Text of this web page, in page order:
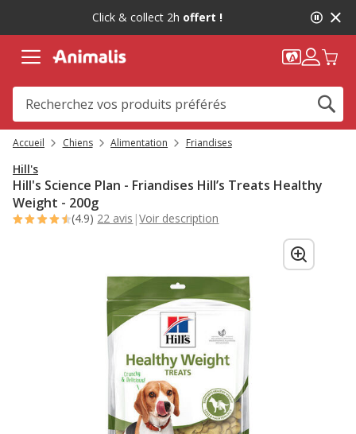
message,
Click & collect 2h offert !
Accueil Chiens Alimentation Friandises
Hill's
Hill's Science Plan - Friandises Hill’s Treats Healthy
Weight - 200g
(4.9) 22 avis |Voir description